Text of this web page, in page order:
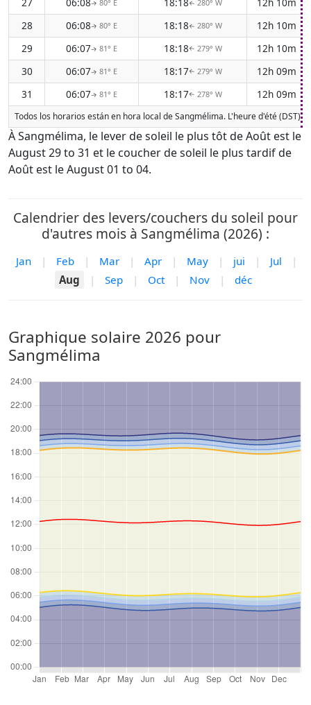
↑ 80° E ↑ 280° W
28
06:08↑ 80° E 18:18↑ 280° W
12h 10m
29
06:07↑ 81° E 18:18↑ 279° W
12h 10m
30
06:07↑ 81° E 18:17↑ 279° W
12h 09m
31
06:07↑ 81° E 18:17↑ 278° W 12h 09m
Todos los horarios están en hora local de Sangmélima. L'heure d'été
À Sangmélima, le lever de soleil le plus tôt de Août est le
August 29 to 31 et le coucher de soleil le plus tardif de
Août est le August 01 to 04.
Calendrier des levers/couchers du soleil pour
d'autres mois à Sangmélima (2026) :
Jan | Feb | Mar | Apr | May | jui | Jul
|
Aug
| Sep | Oct | Nov | déc
Graphique solaire 2026 pour
Sangmélima